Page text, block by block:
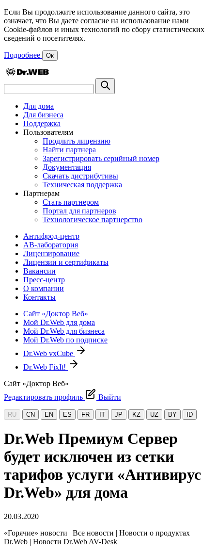
Если Вы продолжите использование данного сайта, это
означает, что Вы даете согласие на использование нами
Cookie-файлов и иных технологий по сбору статистических
сведений о посетителях.
Подробнее Ок
Для дома
Для бизнеса
Поддержка
Пользователям
Продлить лицензию
Найти партнера
Зарегистрировать серийный номер
Документация
Скачать дистрибутивы
Техническая поддержка
Партнерам
Стать партнером
Портал для партнеров
Технологическое партнерство
Антифрод-центр
АВ-лаборатория
Лицензирование
Лицензии и сертификаты
Вакансии
Пресс-центр
О компании
Контакты
Сайт «Доктор Веб»
Мой Dr.Web для дома
Мой Dr.Web для бизнеса
Мой Dr.Web по подписке
Dr.Web vxCube
Dr.Web FixIt!
Сайт «Доктор Веб»
Редактировать профиль
Выйти
RU CN EN ES FR IT JP KZ UZ BY ID
Dr.Web Премиум Сервер
будет исключен из сетки
тарифов услуги «Антивирус
Dr.Web» для дома
20.03.2020
«Горячие» новости | Все новости | Новости о продуктах
Dr.Web | Новости Dr.Web AV-Desk